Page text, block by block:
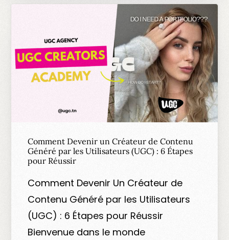
Comment Devenir un Créateur de Contenu
Généré par les Utilisateurs (UGC) : 6 Étapes
pour Réussir
Comment Devenir Un Créateur de
Contenu Généré par les Utilisateurs
(UGC) : 6 Étapes pour Réussir
Bienvenue dans le monde